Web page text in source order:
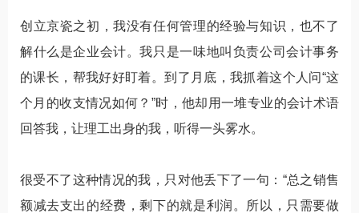
创立京瓷之初，我没有任何管理的经验与知识，也不了
解什么是企业会计。我只是一味地叫负责公司会计事务
的课长，帮我好好盯着。到了月底，我抓着这个人问“这
个月的收支情况如何？”时，他却用一堆专业的会计术语
回答我，让理工出身的我，听得一头雾水。
很受不了这种情况的我，只对他丢下了一句：“总之销售
额减去支出的经费，剩下的就是利润。所以，只需要做